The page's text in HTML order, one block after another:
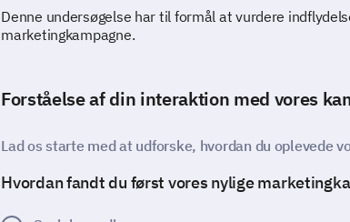
Denne undersøgelse har til formål at vurdere
marketingkampagne.
Forståelse af din interaktion med vores
Lad os starte med at udforske, hvordan du oplevede
Hvordan fandt du først vores nylige